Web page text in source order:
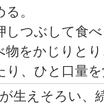
。
しつぶして食
物をかじりと
り、ひと口量
生えそろい、